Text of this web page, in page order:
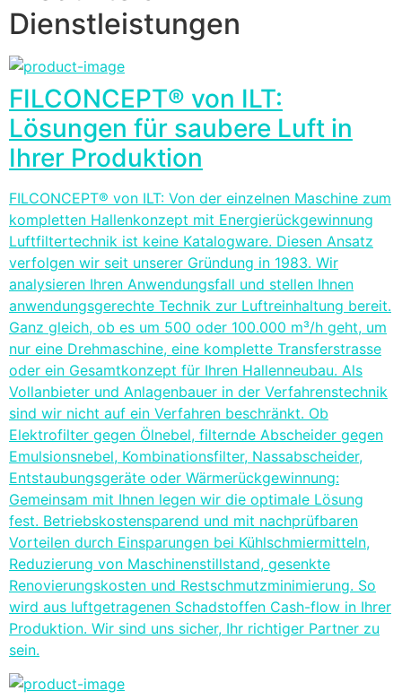
Dienstleistungen
FILCONCEPT® von ILT:
Lösungen für saubere Luft in
Ihrer Produktion
FILCONCEPT® von ILT: Von der einzelnen Maschine zum
kompletten Hallenkonzept mit Energierückgewinnung
Luftfiltertechnik ist keine Katalogware. Diesen Ansatz
verfolgen wir seit unserer Gründung in 1983. Wir
analysieren Ihren Anwendungsfall und stellen Ihnen
anwendungsgerechte Technik zur Luftreinhaltung bereit.
Ganz gleich, ob es um 500 oder 100.000 m³/h geht, um
nur eine Drehmaschine, eine komplette Transferstrasse
oder ein Gesamtkonzept für Ihren Hallenneubau. Als
Vollanbieter und Anlagenbauer in der Verfahrenstechnik
sind wir nicht auf ein Verfahren beschränkt. Ob
Elektrofilter gegen Ölnebel, filternde Abscheider gegen
Emulsionsnebel, Kombinationsfilter, Nassabscheider,
Entstaubungsgeräte oder Wärmerückgewinnung:
Gemeinsam mit Ihnen legen wir die optimale Lösung
fest. Betriebskostensparend und mit nachprüfbaren
Vorteilen durch Einsparungen bei Kühlschmiermitteln,
Reduzierung von Maschinenstillstand, gesenkte
Renovierungskosten und Restschmutzminimierung. So
wird aus luftgetragenen Schadstoffen Cash-flow in Ihrer
Produktion. Wir sind uns sicher, Ihr richtiger Partner zu
sein.